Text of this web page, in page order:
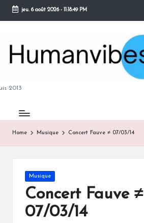
Skip
content
jeu. 6 août 2026- 11:18:49 PM
2013
Home Musique Concert Fauve ≠ 07/03/14
Posted
Musique
Concert Fauve ≠
07/03/14